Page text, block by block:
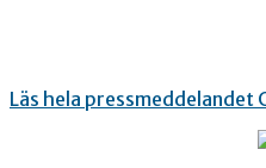
Läs hela pressmeddelandet